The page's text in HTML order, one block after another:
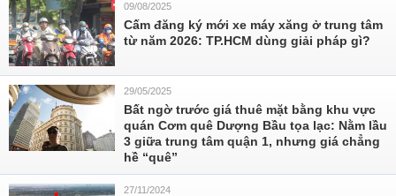
09/08/2025
Cấm đăng ký mới xe máy xăng ở trung tâm
từ năm 2026: TP.HCM dùng giải pháp gì?
29/05/2025
Bất ngờ trước giá thuê mặt bằng khu vực
quán Cơm quê Dượng Bầu tọa lạc: Nằm lầu
3 giữa trung tâm quận 1, nhưng giá chẳng
hề “quê”
27/11/2024